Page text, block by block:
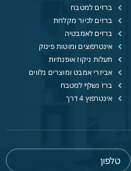
ברזים למטבח
ברזים לכיור מקלחת
ברזים לאמבטיה
אינטרפוצים ומוטות פינוק
תעלות ניקוז אופנתיות
אביזרי אמבט ומוצרים נלווים
ברז נשלף למטבח
אינטרפוץ 4 דרך